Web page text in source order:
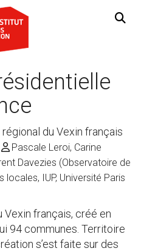
du Vexin français
Pascale Leroi, Carine
Davezies (Observatoire de
IUP, Université Paris
Vexin français, créé en
94 communes. Territoire
s’est faite sur des